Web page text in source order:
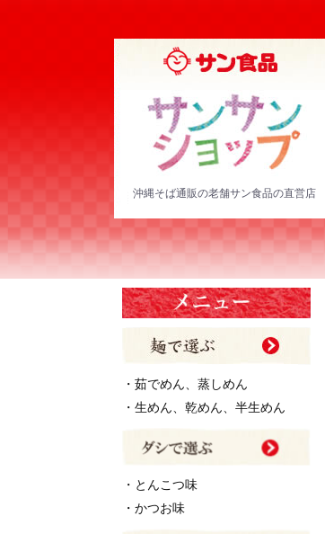
沖縄そば通販の老舗サン食品の直営店
・茹でめん、蒸しめん
・生めん、乾めん、半生めん
・とんこつ味
・かつお味